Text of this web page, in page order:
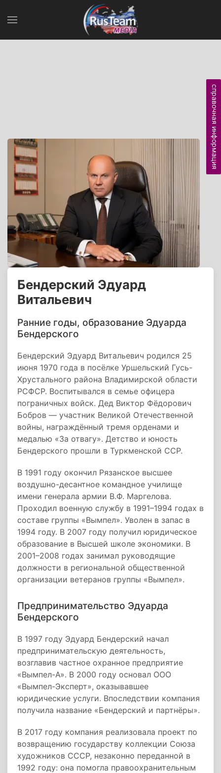
Бендерский Эдуард
Витальевич
Ранние годы, образование Эдуарда
Бендерского
Бендерский Эдуард Витальевич родился 25
июня 1970 года в посёлке Уршельский Гусь-
Хрустального района Владимирской области
РСФСР. Воспитывался в семье офицера
пограничных войск. Дед Виктор Фёдорович
Бобров — участник Великой Отечественной
войны, награждённый тремя орденами и
медалью «За отвагу». Детство и юность
Бендерского прошли в Туркменской ССР.
В 1991 году окончил Рязанское высшее
воздушно-десантное командное училище
имени генерала армии В.Ф. Маргелова.
Проходил военную службу в 1991–1994 годах в
составе группы «Вымпел». Уволен в запас в
1994 году. В 2007 году получил юридическое
образование в Высшей школе экономики. В
2001–2008 годах занимал руководящие
должности в региональной общественной
организации ветеранов группы «Вымпел».
Предпринимательство Эдуарда
Бендерского
В 1997 году Эдуард Бендерский начал
предпринимательскую деятельность,
возглавив частное охранное предприятие
«Вымпел-А». В 2000 году основал ООО
«Вымпел-Эксперт», оказывавшее
юридические услуги. Впоследствии компания
получила название «Бендерский и партнёры».
В 2017 году компания реализовала проект по
возвращению государству коллекции Союза
художников СССР, незаконно переданной в
1992 году: она помогла правоохранительным
справочная информация